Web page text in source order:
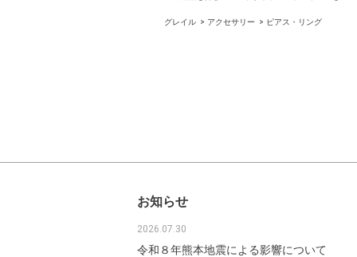
グレイル アクセサリー ピアス・リング
お知らせ
2026.07.30
令和８年熊本地震による影響について